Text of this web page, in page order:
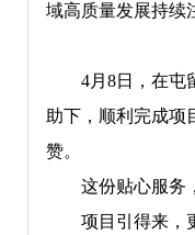
域高质量发展持续
4月8日，在屯留
助下，顺利完成项
赞。
这份贴心服务，
项目引得来，更